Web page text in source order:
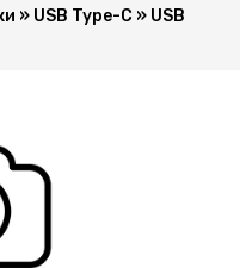
» USB Type-C » USB